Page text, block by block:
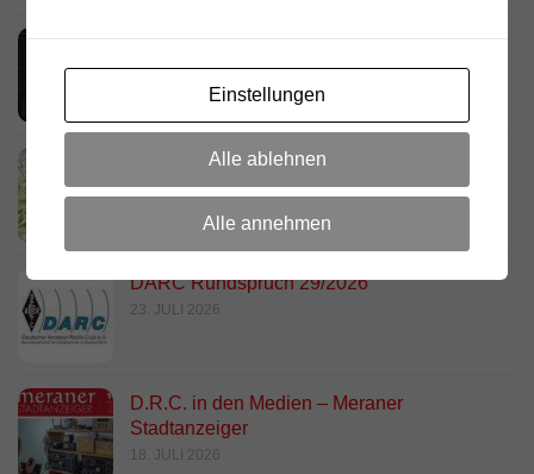
Neues dashboard für APRS Digi
28. JULI 2026
Link Südtirol Murnau Süd ändert QRG und
Standort
23. JULI 2026
DARC Rundspruch 29/2026
23. JULI 2026
D.R.C. in den Medien – Meraner
Stadtanzeiger
18. JULI 2026
Einstellungen
Alle ablehnen
Alle annehmen